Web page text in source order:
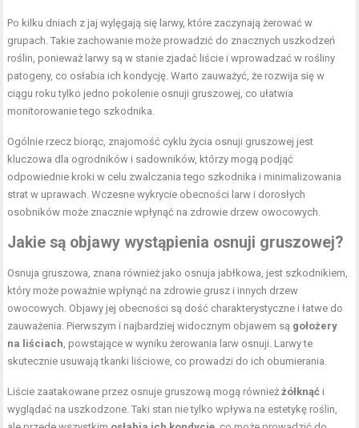
Po kilku dniach z jaj wylęgają się larwy, które zaczynają żerować w
grupach. Takie zachowanie może prowadzić do znacznych uszkodzeń
roślin, ponieważ larwy są w stanie zjadać liście i wprowadzać w rośliny
patogeny, co osłabia ich kondycję. Warto zauważyć, że rozwija się w
ciągu roku tylko jedno pokolenie osnuji gruszowej, co ułatwia
monitorowanie tego szkodnika.
Ogólnie rzecz biorąc, znajomość cyklu życia osnuji gruszowej jest
kluczowa dla ogrodników i sadowników, którzy mogą podjąć
odpowiednie kroki w celu zwalczania tego szkodnika i minimalizowania
strat w uprawach. Wczesne wykrycie obecności larw i dorosłych
osobników może znacznie wpłynąć na zdrowie drzew owocowych.
Jakie są objawy wystąpienia osnuji gruszowej?
Osnuja gruszowa, znana również jako osnuja jabłkowa, jest szkodnikiem,
który może poważnie wpłynąć na zdrowie grusz i innych drzew
owocowych. Objawy jej obecności są dość charakterystyczne i łatwe do
zauważenia. Pierwszym i najbardziej widocznym objawem są gołożery
na liściach, powstające w wyniku żerowania larw osnuji. Larwy te
skutecznie usuwają tkanki liściowe, co prowadzi do ich obumierania.
Liście zaatakowane przez osnuje gruszową mogą równieżżółknąć i
wyglądać na uszkodzone. Taki stan nie tylko wpływa na estetykę roślin,